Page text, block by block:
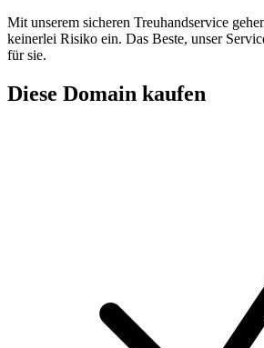
Mit unserem sicheren Treuhandservice
keinerlei Risiko ein. Das Beste, unser
für sie.
Diese Domain kaufen